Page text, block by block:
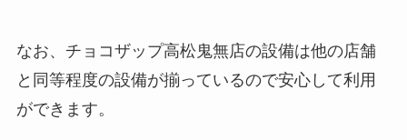
なお、チョコザップ高松鬼無店の設備は他の店舗
と同等程度の設備が揃っているので安心して利用
ができます。